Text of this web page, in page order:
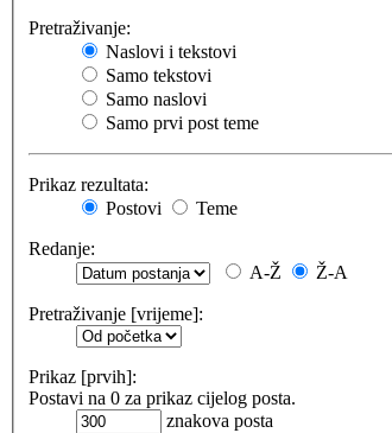
Pretraživanje:
Naslovi i tekstovi
Samo tekstovi
Samo naslovi
Samo prvi post teme
Prikaz rezultata:
Postovi
Teme
Redanje:
A-Ž
Ž-A
Pretraživanje [vrijeme]:
Prikaz [prvih]:
Postavi na 0 za prikaz cijelog posta.
znakova posta